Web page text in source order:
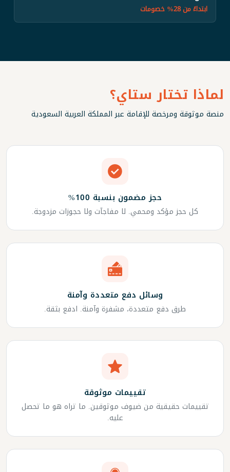
ابتداءً من 28% خصومات
لماذا تختار ستاي؟
منصة موثوقة ومرخصة للإقامة عبر المملكة العربية السعودية
حجز مضمون بنسبة 100%
كل حجز مؤكد ومحمي. لا مفاجآت ولا حجوزات مزدوجة.
وسائل دفع متعددة وآمنة
طرق دفع متعددة، مشفرة وآمنة. ادفع بثقة.
تقييمات موثوقة
تقييمات حقيقية من ضيوف موثوقين. ما تراه هو ما تحصل
عليه.